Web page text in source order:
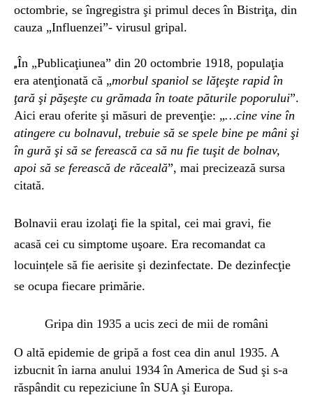
octombrie, se îngregistra şi primul deces în Bistriţa, din
cauza „Influenzei”- virusul gripal.
„În „Publicaţiunea” din 20 octombrie 1918, populaţia
era atenţionată că „morbul spaniol se lăţeşte rapid în
ţară şi păşeşte cu grămada în toate păturile poporului”.
Aici erau oferite şi măsuri de prevenţie: „…cine vine în
atingere cu bolnavul, trebuie să se spele bine pe mâni şi
în gură şi să se ferească ca să nu fie tuşit de bolnav,
apoi să se ferească de răceală”, mai precizează sursa
citată.
Bolnavii erau izolaţi fie la spital, cei mai gravi, fie
acasă cei cu simptome uşoare. Era recomandat ca
locuințele să fie aerisite şi dezinfectate. De dezinfecţie
se ocupa fiecare primărie.
Gripa din 1935 a ucis zeci de mii de români
O altă epidemie de gripă a fost cea din anul 1935. A
izbucnit în iarna anului 1934 în America de Sud şi s-a
răspândit cu repeziciune în SUA şi Europa.